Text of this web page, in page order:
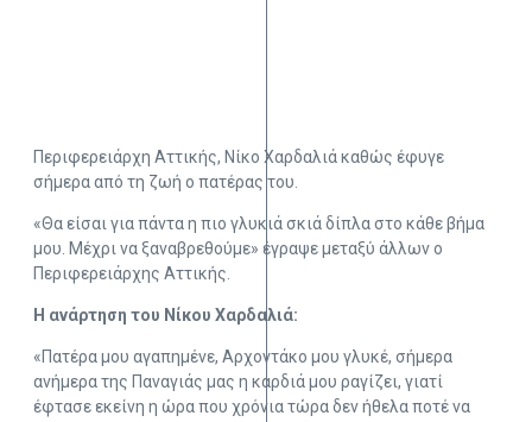
Περιφερειάρχη Αττικής, Νίκο Χαρδαλιά καθώς έφυγε
σήμερα από τη ζωή ο πατέρας του.
«Θα είσαι για πάντα η πιο γλυκιά σκιά δίπλα στο κάθε βήμα
μου. Μέχρι να ξαναβρεθούμε» έγραψε μεταξύ άλλων ο
Περιφερειάρχης Αττικής.
Η ανάρτηση του Νίκου Χαρδαλιά:
«Πατέρα μου αγαπημένε, Αρχοντάκο μου γλυκέ, σήμερα
ανήμερα της Παναγιάς μας η καρδιά μου ραγίζει, γιατί
έφτασε εκείνη η ώρα που χρόνια τώρα δεν ήθελα ποτέ να